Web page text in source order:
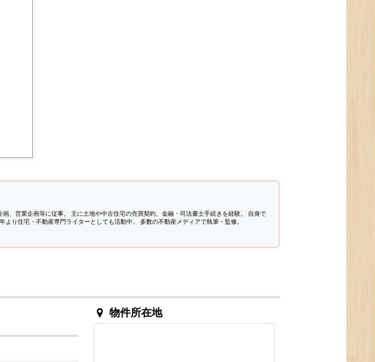
、営業企画等に従事。 主に土地や中古住宅の売買契約、金融・司法書士手続きを経験。 自身で
り住宅・不動産専門ライターとしても活動中。 多数の不動産メディアで執筆・監修。
物件所在地